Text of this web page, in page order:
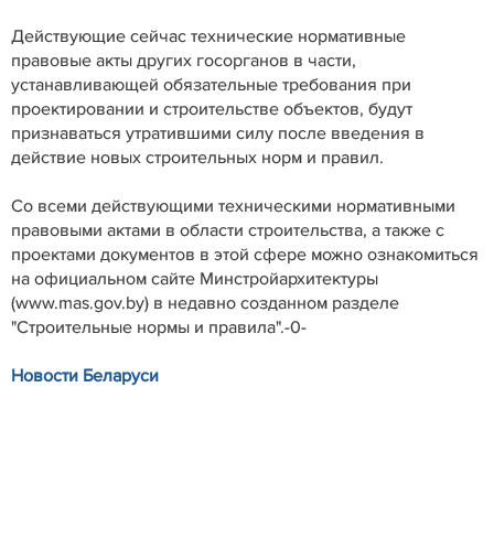
Действующие сейчас технические нормативные
правовые акты других госорганов в части,
устанавливающей обязательные требования при
проектировании и строительстве объектов, будут
признаваться утратившими силу после введения в
действие новых строительных норм и правил.
Со всеми действующими техническими нормативными
правовыми актами в области строительства, а также с
проектами документов в этой сфере можно ознакомиться
на официальном сайте Минстройархитектуры
(www.mas.gov.by) в недавно созданном разделе
"Строительные нормы и правила".-0-
Новости Беларуси